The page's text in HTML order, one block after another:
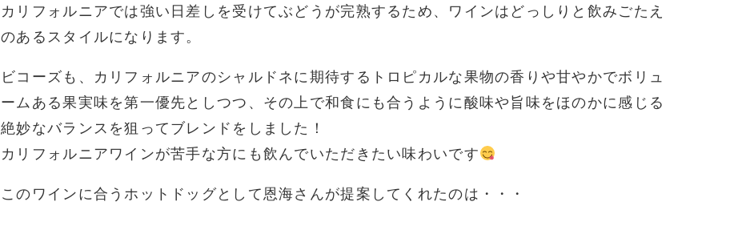
カリフォルニアでは強い日差しを受けてぶどうが完熟するため、ワインはどっしりと飲みごたえ
のあるスタイルになります。
ビコーズも、カリフォルニアのシャルドネに期待するトロピカルな果物の香りや甘やかでボリュ
ームある果実味を第一優先としつつ、その上で和食にも合うように酸味や旨味をほのかに感じる
絶妙なバランスを狙ってブレンドをしました！
カリフォルニアワインが苦手な方にも飲んでいただきたい味わいです
このワインに合うホットドッグとして恩海さんが提案してくれたのは・・・